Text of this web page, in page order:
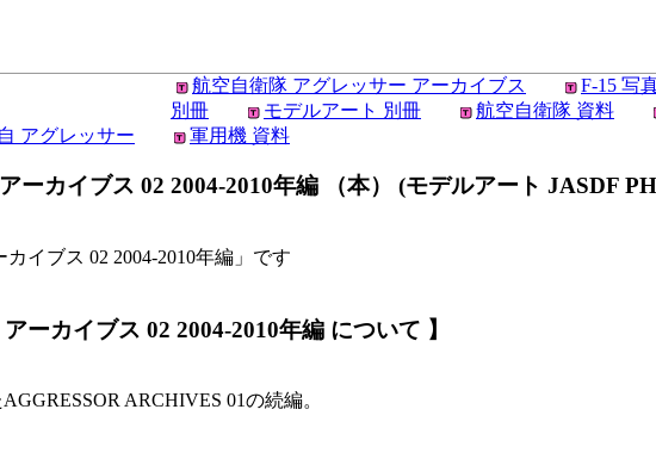
航空自衛隊 アグレッサー アーカイブス F-15 写
別冊
モデルアート 別冊 航空自衛隊 資料
アグレッサー 軍用機 資料
ーカイブス 02 2004-2010年編 （本） (モデルアート JASDF
イブス 02 2004-2010年編」です
ーカイブス 02 2004-2010年編 について 】
ARCHIVES 01の続編。